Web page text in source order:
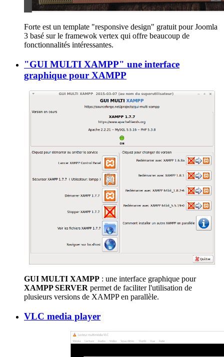
Forte est un template "responsive design" gratuit pour Joomla
3 basé sur le framewok vertex qui offre beaucoup de
fonctionnalités intéressantes.
"GUI MULTI XAMPP" une interface
graphique pour XAMPP
GUI MULTI XAMPP : une interface graphique pour
XAMPP SERVER permet de faciliter l'utilisation de
plusieurs versions de XAMPP en parallèle.
VLC media player